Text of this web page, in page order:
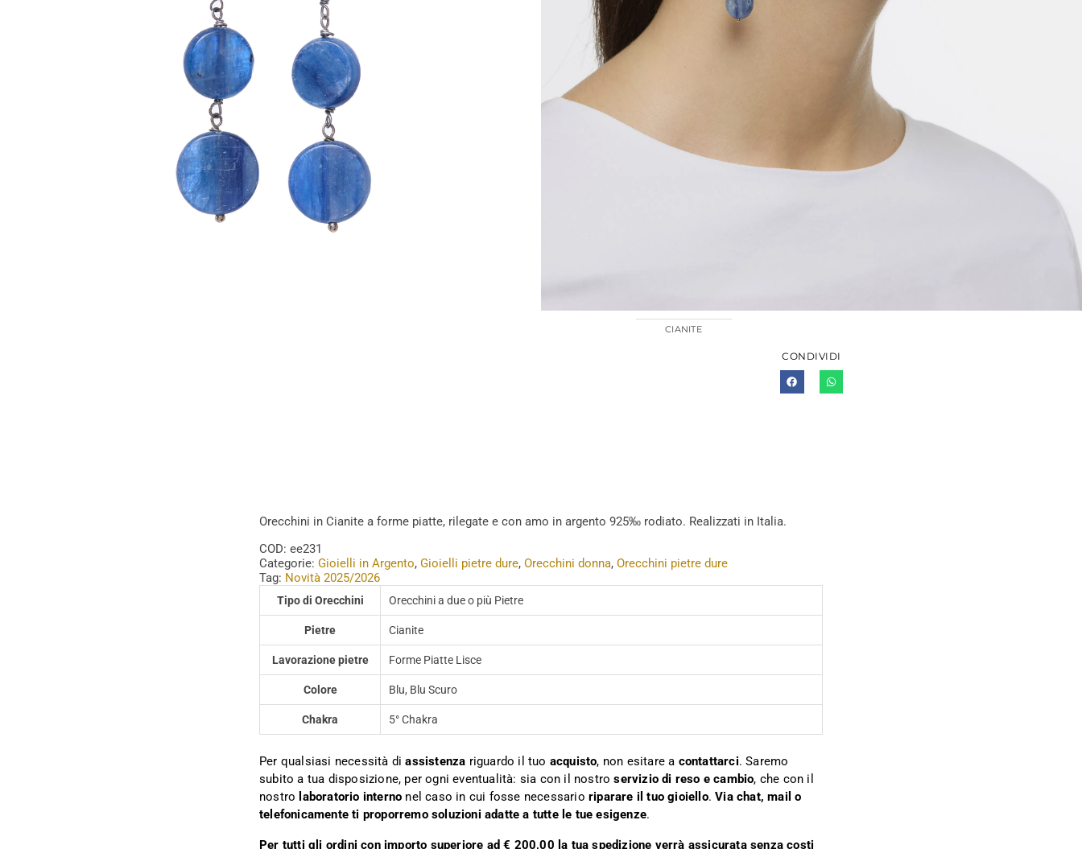
ACQUISTA SUBITO
CIANITE
CONDIVIDI
Orecchini in Cianite a forme piatte, rilegate e con amo in argento 925‰ rodiato. Realizzati in Italia.
COD: ee231
Categorie: Gioielli in Argento, Gioielli pietre dure, Orecchini donna, Orecchini pietre dure
Tag: Novità 2025/2026
Tipo di Orecchini Orecchini a due o più Pietre
Pietre Cianite
Lavorazione pietre Forme Piatte Lisce
Colore Blu, Blu Scuro
Chakra 5° Chakra
Per qualsiasi necessità diassistenza riguardo il tuo acquisto, non esitare a contattarci. Saremo
subito a tua disposizione, per ogni eventualità: sia con il nostroservizio di reso e cambio, che con il
nostro laboratorio interno nel caso in cui fosse necessarioriparare il tuo gioiello.Via chat, mail o
telefonicamente ti proporremo soluzioni adatte a tutte le tue esigenze.
Per tutti gli ordini con importo superiore ad € 200,00 la tua spedizione verrà assicurata senza costi